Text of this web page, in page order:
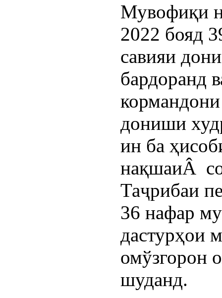
Мувофиқи
2022 бояд
савияи
бардоранд
дониши
ин ба
нақшаиÂ
Таҷрибаи
36 нафар
дастурҳои
омўзгорон
шуданд.